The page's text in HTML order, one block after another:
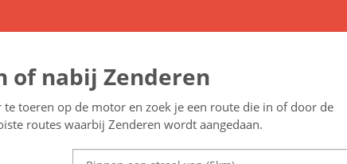
of nabij Zenderen
toeren op de motor en zoek je een route die in of door de
routes waarbij Zenderen wordt aangedaan.